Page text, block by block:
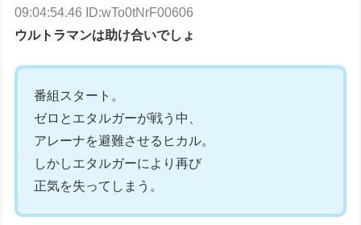
09:04:54.46 ID:wTo0tNrF00606
ウルトラマンは助け合いでしょ
番組スタート。
ゼロとエタルガーが戦う中、
アレーナを避難させるヒカル。
しかしエタルガーにより再び
正気を失ってしまう。